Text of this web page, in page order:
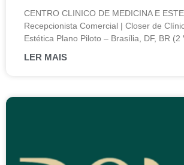
CENTRO CLINICO DE MEDICINA E
Recepcionista Comercial | Closer de
Estética Plano Piloto – Brasília, DF, BR (2
LER MAIS